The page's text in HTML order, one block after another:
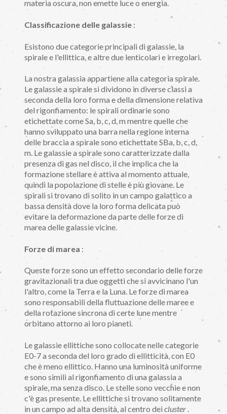
materia oscura, non emette luce o energia.
Classificazione delle galassie :
Esistono due categorie principali di galassie, la
spirale e l'ellittica, e altre due lenticolari e irregolari.
La nostra galassia appartiene alla categoria spirale.
Le galassie a spirale si dividono in diverse classi a
seconda della loro forma e della dimensione relativa
del rigonfiamento: le spirali ordinarie sono
etichettate come Sa, b, c, d, m mentre quelle che
hanno sviluppato una barra nella regione interna
delle braccia a spirale sono etichettate SBa, b, c, d,
m. Le galassie a spirale sono caratterizzate dalla
presenza di gas nel disco, il che implica che la
formazione stellare è attiva al momento attuale,
quindi la popolazione di stelle è più giovane. Le
spirali si trovano di solito in un campo galattico a
bassa densità dove la loro forma delicata può
evitare la deformazione da parte delle forze di
marea delle galassie vicine.
Forze di marea :
Queste forze sono un effetto secondario delle forze
gravitazionali tra due oggetti che si avvicinano l'un
l'altro, come la Terra e la Luna. Le forze di marea
sono responsabili della fluttuazione delle maree e
della rotazione sincrona di certe lune mentre
orbitano attorno ai loro pianeti.
Le galassie ellittiche sono collocate nelle categorie
E0-7 a seconda del loro grado di ellitticità, con E0
che è meno ellittico. Hanno una luminosità uniforme
e sono simili al rigonfiamento di una galassia a
spirale, ma senza disco. Le stelle sono vecchie e non
c'è gas presente. Le ellittiche si trovano solitamente
in un campo ad alta densità, al centro dei cluster .